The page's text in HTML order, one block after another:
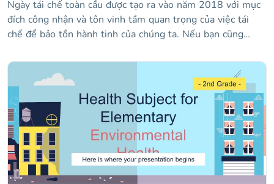
Ngày tái chế toàn cầu được tạo ra vào năm 2018 với mục
đích công nhận và tôn vinh tầm quan trọng của việc tái
chế để bảo tồn hành tinh của chúng ta. Nếu bạn cũng
cho bạn một mẫu hoàn hảo. Đó là theo phong cách sinh
thái, với các biểu tượng đẹp giúp truyền tải thông tin. Nó
có nền trắng, biểu tượng của sự tinh khiết và vòng tròn
màu xám. Trong chủ đề này, dữ liệu rất quan trọng, vì vậy
chúng tôi đã bao gồm tỷ lệ phần trăm và đồ thị. Giải thích
cách các vật liệu như nhựa, giấy và thủy tinh được tái chế
và tham gia phong trào để cứu Trái đất.